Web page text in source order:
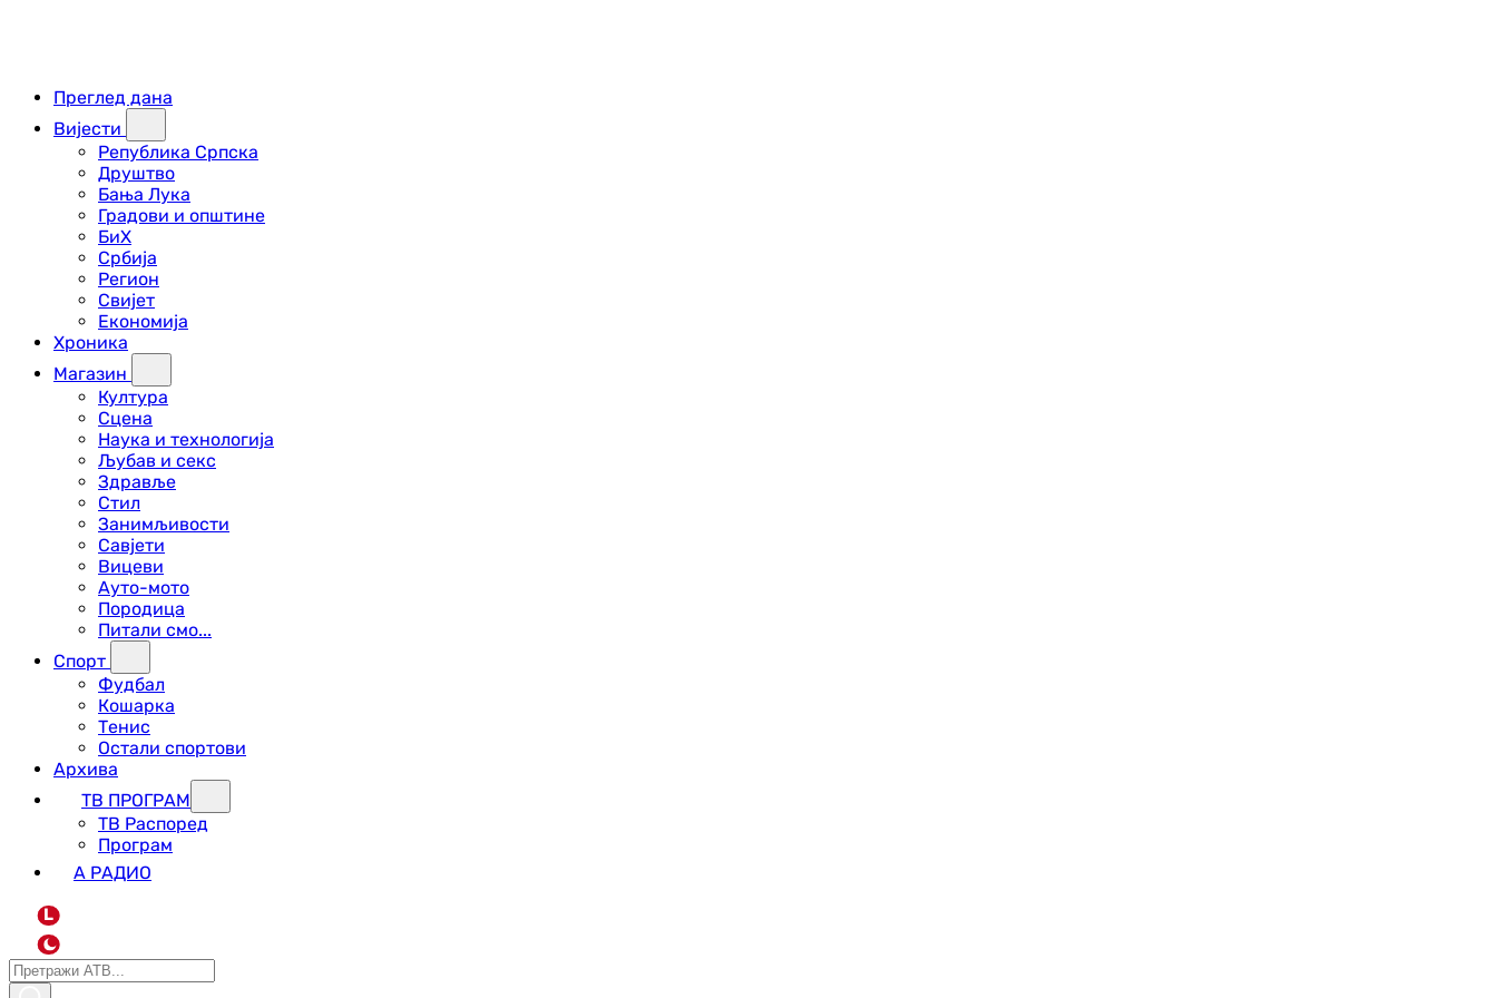
Преглед дана
Вијести
Република Српска
Друштво
Бања Лука
Градови и општине
БиХ
Србија
Регион
Свијет
Економија
Хроника
Магазин
Култура
Сцена
Наука и технологија
Љубав и секс
Здравље
Стил
Занимљивости
Савјети
Вицеви
Ауто-мото
Породица
Питали смо...
Спорт
Фудбал
Кошарка
Тенис
Остали спортови
Архива
ТВ ПРОГРАМ
ТВ Распоред
Програм
А РАДИО
L